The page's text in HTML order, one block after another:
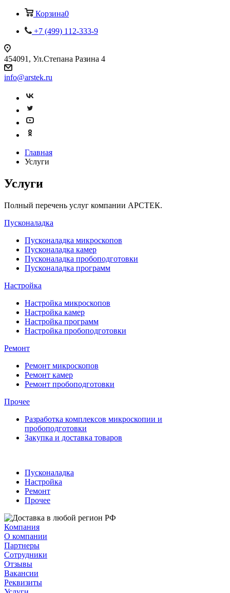
Корзина0
+7 (499) 112-333-9
454091, Ул.Степана Разина 4
info@arstek.ru
Главная
Услуги
Услуги
Полный перечень услуг компании АРСТЕК.
Пусконаладка
Пусконаладка микроскопов
Пусконаладка камер
Пусконаладка пробоподготовки
Пусконаладка программ
Настройка
Настройка микроскопов
Настройка камер
Настройка программ
Настройка пробоподготовки
Ремонт
Ремонт микроскопов
Ремонт камер
Ремонт пробоподготовки
Прочее
Разработка комплексов микроскопии и
пробоподготовки
Закупка и доставка товаров
Пусконаладка
Настройка
Ремонт
Прочее
Компания
О компании
Партнеры
Сотрудники
Отзывы
Вакансии
Реквизиты